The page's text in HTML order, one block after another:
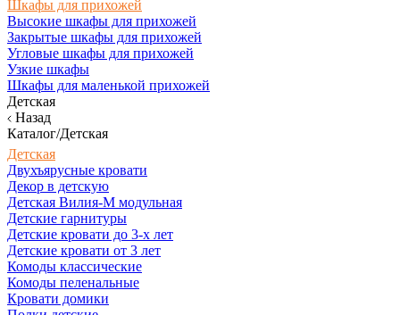
Шкафы для прихожей
Высокие шкафы для прихожей
Закрытые шкафы для прихожей
Угловые шкафы для прихожей
Узкие шкафы
Шкафы для маленькой прихожей
Детская
Назад
Каталог/Детская
Детская
Двухъярусные кровати
Декор в детскую
Детская Вилия-М модульная
Детские гарнитуры
Детские кровати до 3-х лет
Детские кровати от 3 лет
Комоды классические
Комоды пеленальные
Кровати домики